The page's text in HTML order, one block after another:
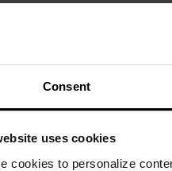
Consent
uses cookies
cookies to personalize
HER